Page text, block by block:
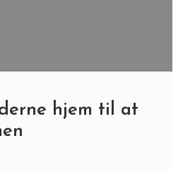
hjem til at